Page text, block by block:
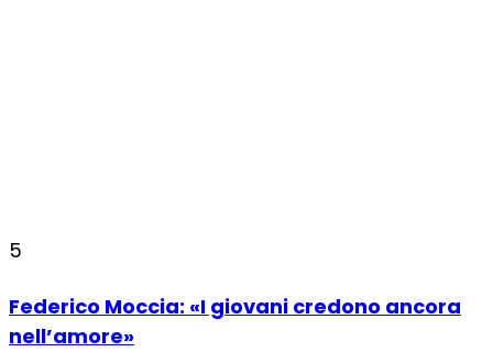
5
Federico Moccia: «I giovani credono ancora
nell’amore»